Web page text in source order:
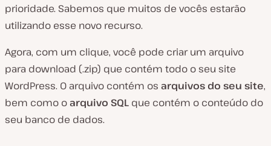
prioridade. Sabemos que muitos de vocês estarão
utilizando esse novo recurso.
Agora, com um clique, você pode criar um arquivo
para download (.zip) que contém todo o seu site
WordPress. O arquivo contém os arquivos do seu site,
bem como oarquivo SQL que contém o conteúdo do
seu banco de dados.